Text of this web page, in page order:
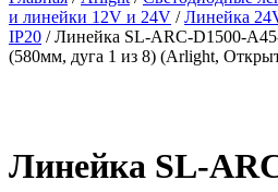
и линейки 12V и 24V /Линейка
IP20 / Линейка SL-ARC-D1500-
(580мм, дуга 1 из 8) (Arlight,
Линейка SL-